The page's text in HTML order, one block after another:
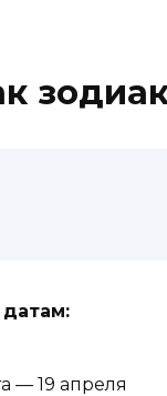
датам:
— 19 апреля